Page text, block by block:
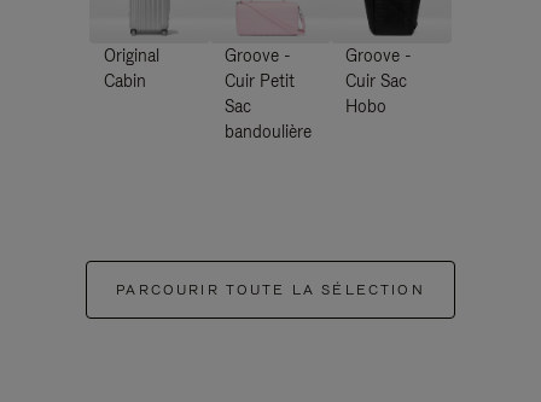
Original
Cabin
Groove -
Cuir Petit
Sac
bandoulière
Groove -
Cuir Sac
Hobo
PARCOURIR TOUTE LA SÉLECTION